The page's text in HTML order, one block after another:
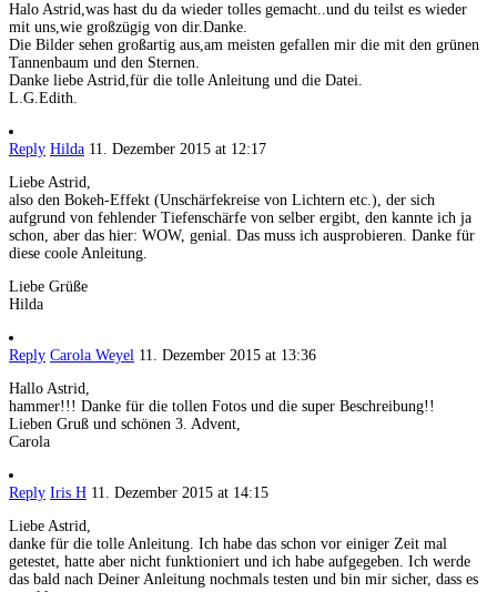
Halo Astrid,was hast du da wieder tolles gemacht..und du teilst es wieder
mit uns,wie großzügig von dir.Danke.
Die Bilder sehen großartig aus,am meisten gefallen mir die mit den grünen
Tannenbaum und den Sternen.
Danke liebe Astrid,für die tolle Anleitung und die Datei.
L.G.Edith.
Reply Hilda 11. Dezember 2015 at 12:17
Liebe Astrid,
also den Bokeh-Effekt (Unschärfekreise von Lichtern etc.), der sich
aufgrund von fehlender Tiefenschärfe von selber ergibt, den kannte ich ja
schon, aber das hier: WOW, genial. Das muss ich ausprobieren. Danke für
diese coole Anleitung.
Liebe Grüße
Hilda
Reply Carola Weyel 11. Dezember 2015 at 13:36
Hallo Astrid,
hammer!!! Danke für die tollen Fotos und die super Beschreibung!!
Lieben Gruß und schönen 3. Advent,
Carola
Reply Iris H 11. Dezember 2015 at 14:15
Liebe Astrid,
danke für die tolle Anleitung. Ich habe das schon vor einiger Zeit mal
getestet, hatte aber nicht funktioniert und ich habe aufgegeben. Ich werde
das bald nach Deiner Anleitung nochmals testen und bin mir sicher, dass es